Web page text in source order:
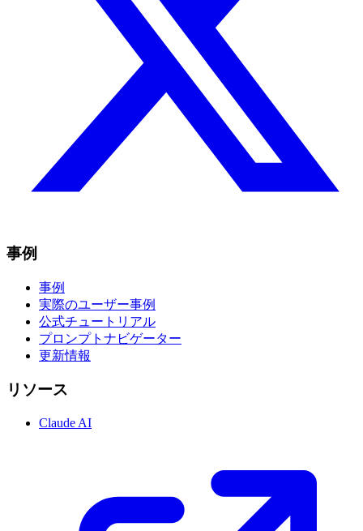
事例
事例
実際のユーザー事例
公式チュートリアル
プロンプトナビゲーター
更新情報
リソース
Claude AI